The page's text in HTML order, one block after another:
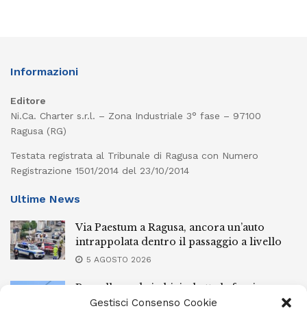
Gestisci Consenso Cookie
Informazioni
Editore
Ni.Ca. Charter s.r.l. – Zona Industriale 3° fase – 97100
Ragusa (RG)
Testata registrata al Tribunale di Ragusa con Numero
Registrazione 1501/2014 del 23/10/2014
Ultime News
Via Paestum a Ragusa, ancora un’auto
intrappolata dentro il passaggio a livello
5 AGOSTO 2026
Pozzallo, cade in bici e batte la faccia:
elisoccorsa